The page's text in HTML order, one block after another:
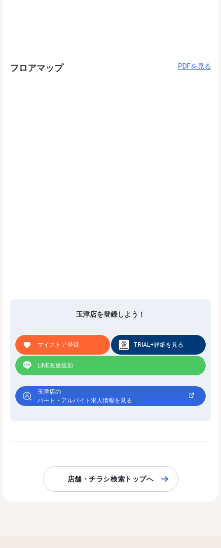
フロアマップ PDFを見る
玉津店を登録しよう！
マイストア登録 TRIAL+詳細を見る
LINE友達追加
玉津店の
パート・アルバイト求人情報を見る
店舗・チラシ検索トップへ